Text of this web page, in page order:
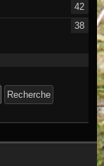
42
38